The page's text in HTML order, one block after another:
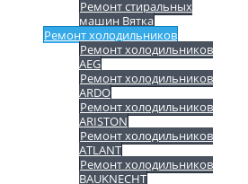
Ремонт стиральных
машин Вятка
Ремонт холодильников
Ремонт холодильников
AEG
Ремонт холодильников
ARDO
Ремонт холодильников
ARISTON
Ремонт холодильников
ATLANT
Ремонт холодильников
BAUKNECHT